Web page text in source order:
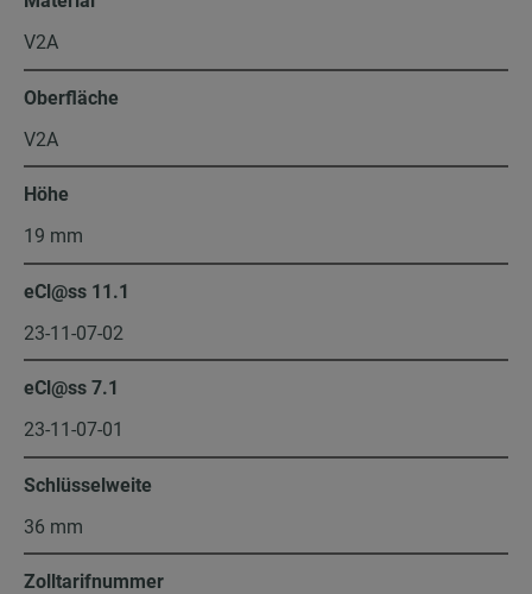
V2A
Oberfläche
V2A
Höhe
19 mm
eCl@ss 11.1
23-11-07-02
eCl@ss 7.1
23-11-07-01
Schlüsselweite
36 mm
Zolltarifnummer